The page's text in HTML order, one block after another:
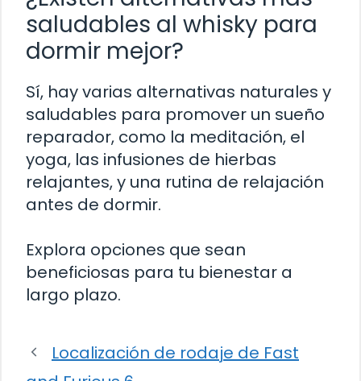
saludables al whisky para
dormir mejor?
Sí, hay varias alternativas naturales y
saludables para promover un sueño
reparador, como la meditación, el
yoga, las infusiones de hierbas
relajantes, y una rutina de relajación
antes de dormir.
Explora opciones que sean
beneficiosas para tu bienestar a
largo plazo.
Localización de rodaje de Fast